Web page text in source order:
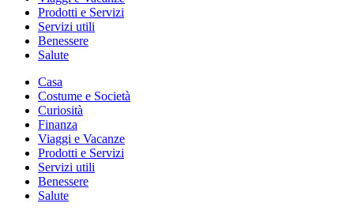
Prodotti e Servizi
Servizi utili
Benessere
Salute
Casa
Costume e Società
Curiosità
Finanza
Viaggi e Vacanze
Prodotti e Servizi
Servizi utili
Benessere
Salute